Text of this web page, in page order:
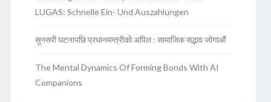
LUGAS: Schnelle Ein- Und Auszahlungen
सुनसरी घटनापछि प्रधानमन्त्रीको अपिल : सामाजिक सद्भाव जोगाऔं
The Mental Dynamics Of Forming Bonds With AI
Companions